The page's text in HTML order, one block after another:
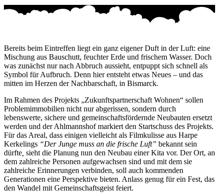
Bereits beim Eintreffen liegt ein ganz eigener Duft in der Luft: eine
Mischung aus Bauschutt, feuchter Erde und frischem Wasser. Doch
was zunächst nur nach Abbruch aussieht, entpuppt sich schnell als
Symbol für Aufbruch. Denn hier entsteht etwas Neues – und das
mitten im Herzen der Nachbarschaft, in Bismarck.
Im Rahmen des Projekts „Zukunftspartnerschaft Wohnen“ sollen
Problemimmobilien nicht nur abgerissen, sondern durch
lebenswerte, sichere und gemeinschaftsfördernde Neubauten ersetzt
werden und der Ahlmannshof markiert den Startschuss des Projekts.
Für das Areal, dass einigen vielleicht als Filmkulisse aus Harpe
Kerkelings “Der Junge muss an die frische Luft” bekannt sein
dürfte sieht die Planung nun den Neubau einer Kita vor. Der Ort, an
dem zahlreiche Personen aufgewachsen sind und mit dem sie
zahlreiche Erinnerungen verbinden, soll auch kommenden
Generationen eine Perspektive bieten. Anlass genug für ein Fest, das
den Wandel mit Gemeinschaftsgeist feiert.